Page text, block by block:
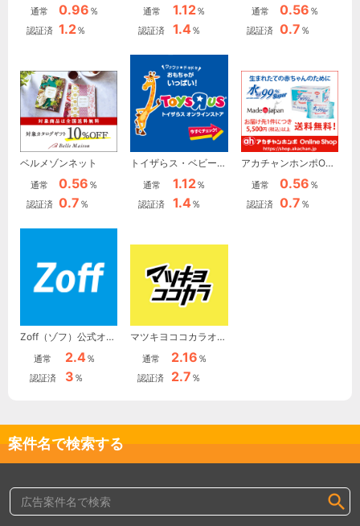
通常 0.96 ％
認証済 1.2％
通常 1.12％
認証済 1.4％
通常 0.56 ％
認証済 0.7 ％
ベルメゾンネット
通常 0.56 ％
認証済 0.7 ％
トイザらス・ベビーザらス オンラインストア
通常 1.12％
認証済 1.4％
アカチャンホンポOnline Shop
通常 0.56 ％
認証済 0.7 ％
Zoff（ゾフ）公式オンラインストア
通常 2.4％
認証済 3 ％
マツキヨココカラオンラインストア（旧マツモトキヨシ）
通常 2.16 ％
認証済 2.7 ％
案件名で検索する